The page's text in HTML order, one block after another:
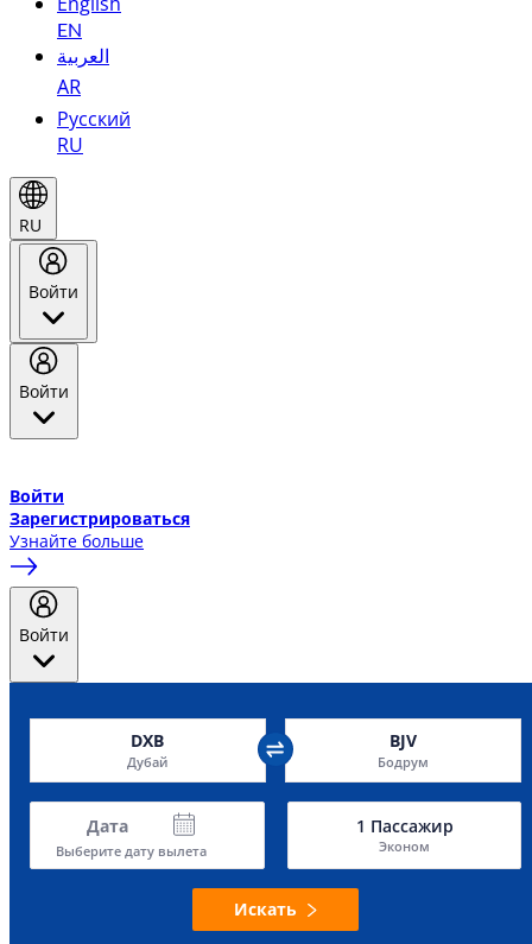
EN
العربية
AR
Русский
RU
RU
Войти
Войти
Войти
Зарегистрироваться
Узнайте больше
Войти
DXB
Дубай
BJV
Бодрум
Дата
Выберите дату вылета
1 Пассажир
Эконом
Искать